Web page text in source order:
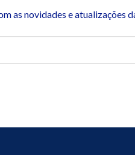
as novidades e atualizações